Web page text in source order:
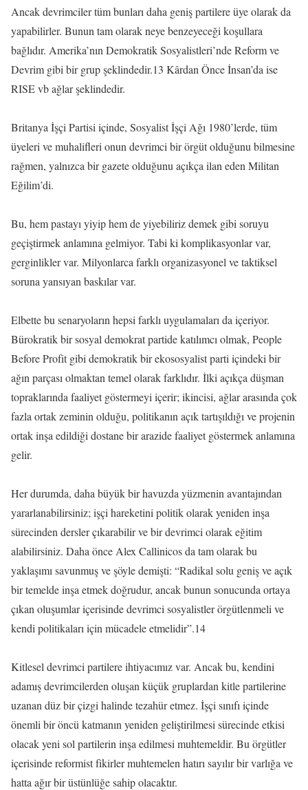
Ancak devrimciler tüm bunları daha geniş partilere üye olarak da
yapabilirler. Bunun tam olarak neye benzeyeceği koşullara
bağlıdır. Amerika’nın Demokratik Sosyalistleri’nde Reform ve
Devrim gibi bir grup şeklindedir.13 Kârdan Önce İnsan’da ise
RISE vb ağlar şeklindedir.
Britanya İşçi Partisi içinde, Sosyalist İşçi Ağı 1980’lerde, tüm
üyeleri ve muhalifleri onun devrimci bir örgüt olduğunu bilmesine
rağmen, yalnızca bir gazete olduğunu açıkça ilan eden Militan
Eğilim’di.
Bu, hem pastayı yiyip hem de yiyebiliriz demek gibi soruyu
geçiştirmek anlamına gelmiyor. Tabi ki komplikasyonlar var,
gerginlikler var. Milyonlarca farklı organizasyonel ve taktiksel
soruna yansıyan baskılar var.
Elbette bu senaryoların hepsi farklı uygulamaları da içeriyor.
Bürokratik bir sosyal demokrat partide katılımcı olmak, People
Before Profit gibi demokratik bir ekososyalist parti içindeki bir
ağın parçası olmaktan temel olarak farklıdır. İlki açıkça düşman
topraklarında faaliyet göstermeyi içerir; ikincisi, ağlar arasında çok
fazla ortak zeminin olduğu, politikanın açık tartışıldığı ve projenin
ortak inşa edildiği dostane bir arazide faaliyet göstermek anlamına
gelir.
Her durumda, daha büyük bir havuzda yüzmenin avantajından
yararlanabilirsiniz; işçi hareketini politik olarak yeniden inşa
sürecinden dersler çıkarabilir ve bir devrimci olarak eğitim
alabilirsiniz. Daha önce Alex Callinicos da tam olarak bu
yaklaşımı savunmuş ve şöyle demişti: “Radikal solu geniş ve açık
bir temelde inşa etmek doğrudur, ancak bunun sonucunda ortaya
çıkan oluşumlar içerisinde devrimci sosyalistler örgütlenmeli ve
kendi politikaları için mücadele etmelidir”.14
Kitlesel devrimci partilere ihtiyacımız var. Ancak bu, kendini
adamış devrimcilerden oluşan küçük gruplardan kitle partilerine
uzanan düz bir çizgi halinde tezahür etmez. İşçi sınıfı içinde
önemli bir öncü katmanın yeniden geliştirilmesi sürecinde etkisi
olacak yeni sol partilerin inşa edilmesi muhtemeldir. Bu örgütler
içerisinde reformist fikirler muhtemelen hatırı sayılır bir varlığa ve
hatta ağır bir üstünlüğe sahip olacaktır.